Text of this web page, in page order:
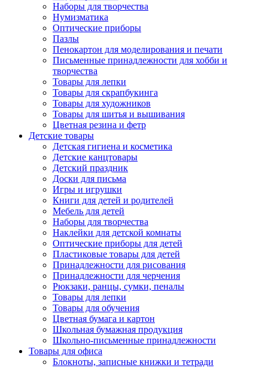
Наборы для творчества
Нумизматика
Оптические приборы
Пазлы
Пенокартон для моделирования и печати
Письменные принадлежности для хобби и
творчества
Товары для лепки
Товары для скрапбукинга
Товары для художников
Товары для шитья и вышивания
Цветная резина и фетр
Детские товары
Детская гигиена и косметика
Детские канцтовары
Детский праздник
Доски для письма
Игры и игрушки
Книги для детей и родителей
Мебель для детей
Наборы для творчества
Наклейки для детской комнаты
Оптические приборы для детей
Пластиковые товары для детей
Принадлежности для рисования
Принадлежности для черчения
Рюкзаки, ранцы, сумки, пеналы
Товары для лепки
Товары для обучения
Цветная бумага и картон
Школьная бумажная продукция
Школьно-письменные принадлежности
Товары для офиса
Блокноты, записные книжки и тетради